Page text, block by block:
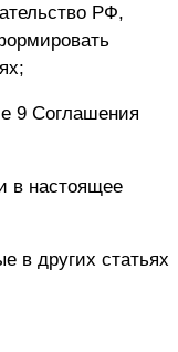
РФ,
9 Соглашения
в настоящее
в других статьях